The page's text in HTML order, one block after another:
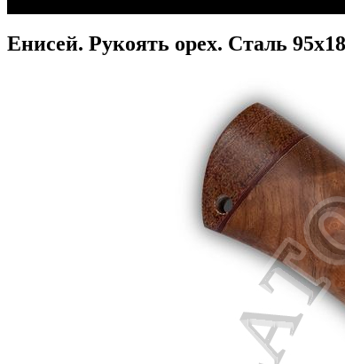
Енисей. Рукоять орех. Сталь 95х18